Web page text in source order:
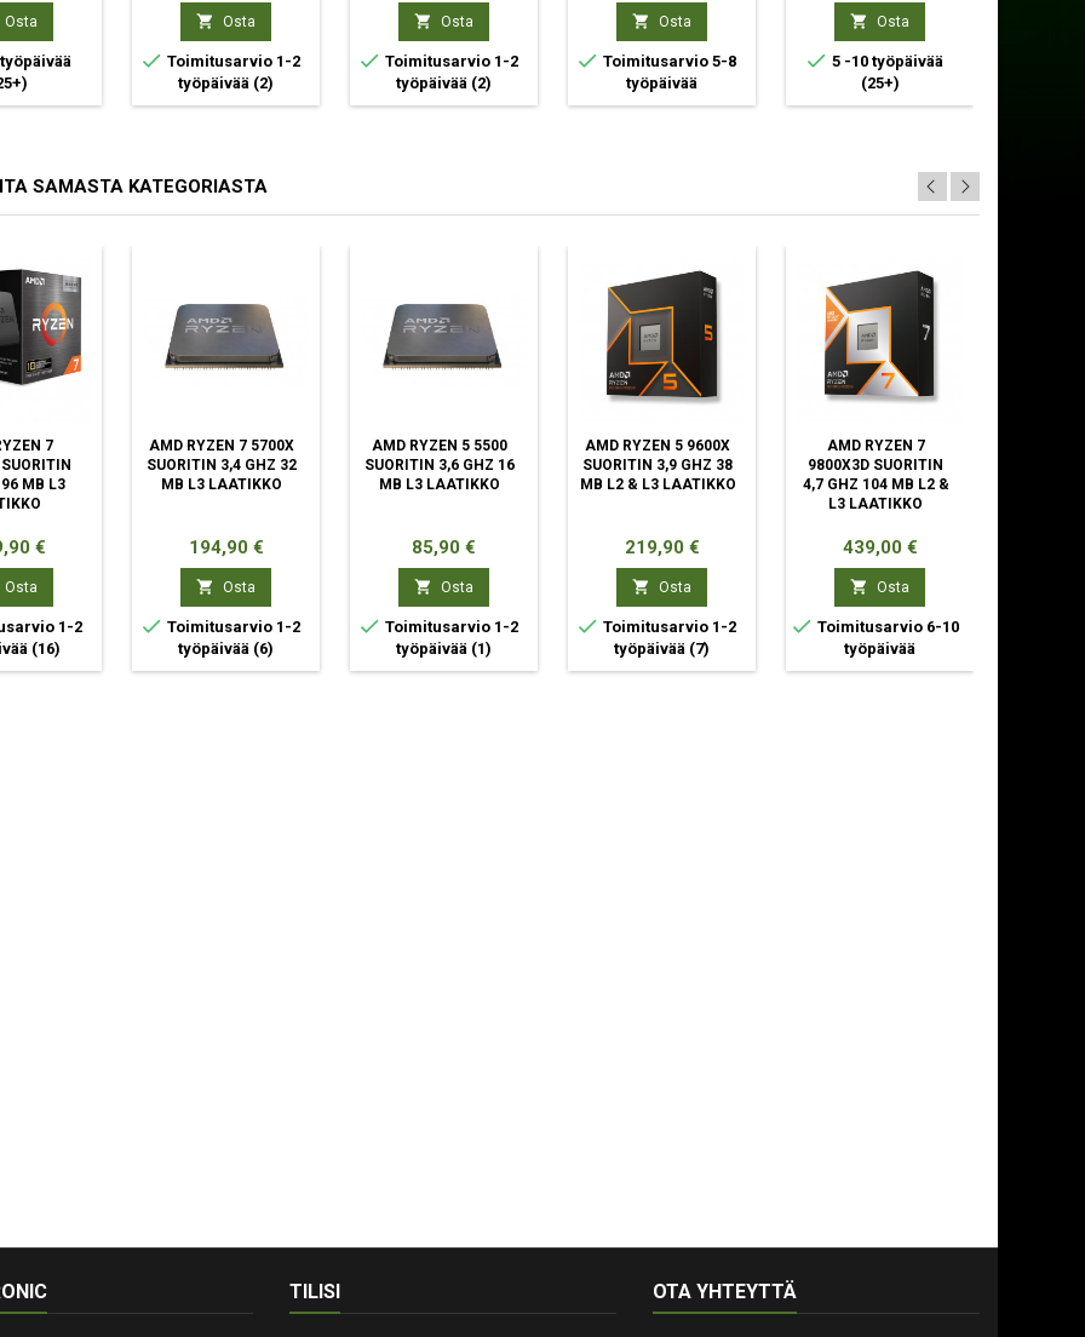
hinta
Osta  Osta
 Toimitusarvio 1-2
työpäivää (2)
 Osta
 Toimitusarvio 1-2
työpäivää (2)
 Osta
 Toimitusarvio 5-8
työpäivää
hinta
 Osta
 5 -10 työpäivää
(25+)
SAMASTA KATEGORIASTA
7
MB L3
€
Osta
1-2
(16)
AMD RYZEN 7 5700X
SUORITIN 3,4 GHZ 32
MB L3 LAATIKKO
Hinta
194,90 €
 Osta
 Toimitusarvio 1-2
työpäivää (6)
AMD RYZEN 5 5500
SUORITIN 3,6 GHZ 16
MB L3 LAATIKKO
Hinta
85,90 €
 Osta
 Toimitusarvio 1-2
työpäivää (1)
AMD RYZEN 5 9600X
SUORITIN 3,9 GHZ 38
MB L2 & L3 LAATIKKO
Hinta
219,90 €
 Osta
 Toimitusarvio 1-2
työpäivää (7)
AMD RYZEN 7
9800X3D SUORITIN
4,7 GHZ 104 MB L2 &
L3 LAATIKKO
Hinta
439,00 €
 Osta
 Toimitusarvio 6-10
työpäivää
TILISI OTA YHTEYTTÄ